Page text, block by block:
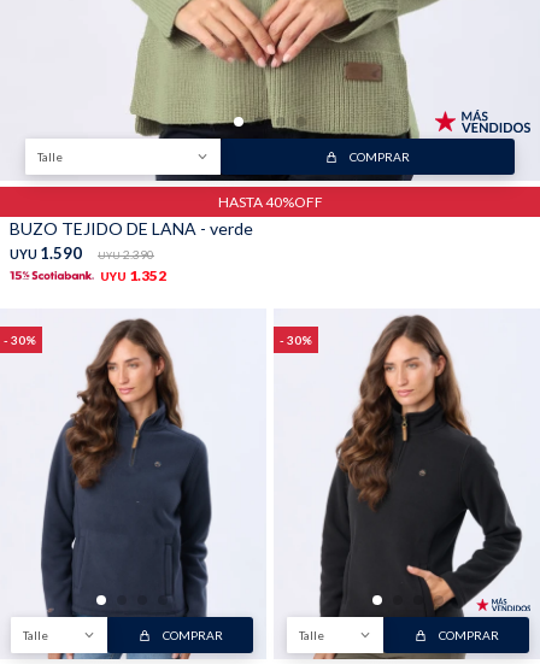
Talle COMPRAR
HASTA 40%OFF
BUZO TEJIDO DE LANA - verde
UYU 1.590 UYU 2.390
UYU 1.352
30
Talle COMPRAR
30
Talle COMPRAR